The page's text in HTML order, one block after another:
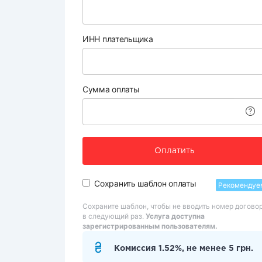
ИНН плательщика
Сумма оплаты
Оплатить
Сохранить шаблон оплаты
Сохраните шаблон, чтобы не вводить номер
в следующий раз. Услуга доступна
зарегистрированным пользователям.
Комиссия 1.52%, не менее 5 грн.